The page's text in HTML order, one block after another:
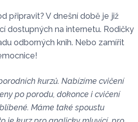
připravit? V dnešní době je již
dostupných na internetu. Rodičky
odborných knih. Nebo zamířit
kurzů. Nabízíme cvičení
po porodu, dokonce i cvičení
Máme také spoustu